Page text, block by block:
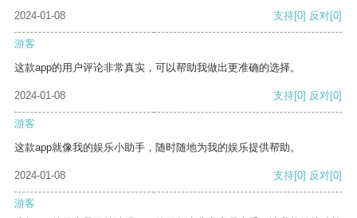
2024-01-08
支持[0] 反对[0]
游客
这款app的用户评论非常真实，可以帮助我做出更准确的选择。
2024-01-08 支持[0] 反对[0]
游客
这款app就像我的娱乐小助手，随时随地为我的娱乐提供帮助。
2024-01-08 支持[0] 反对[0]
游客